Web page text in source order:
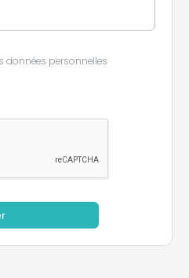
données personnelles